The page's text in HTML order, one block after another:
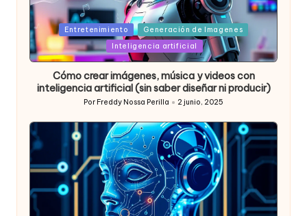
Posted
in
Entretenimiento
Generación de Imagenes
Inteligencia artificial
Cómo crear imágenes, música y videos con
inteligencia artificial (sin saber diseñar ni producir)
Publicado
por
Por Freddy Nossa Perilla 2 junio, 2025